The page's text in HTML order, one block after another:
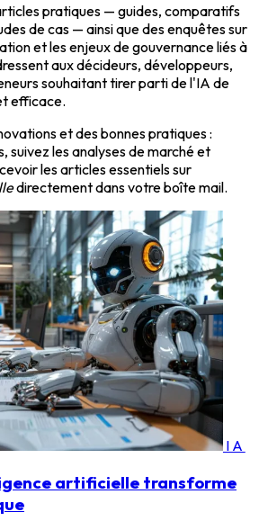
pratiques — guides, comparatifs
de cas — ainsi que des enquêtes sur
et les enjeux de gouvernance liés à
aux décideurs, développeurs,
souhaitant tirer parti de l'IA de
efficace.
et des bonnes pratiques :
suivez les analyses de marché et
les articles essentiels sur
directement dans votre boîte mail.
IA
artificielle transforme